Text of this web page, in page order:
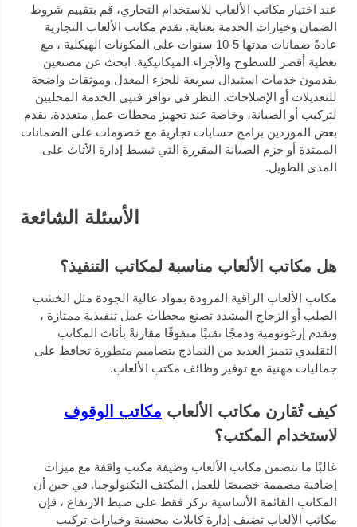
عند اختيار مكاتب الألعاب للاستخدام التجاري، قم بتقييم شروط
الضمان وخيارات الخدمة بعناية. تقدم مكاتب الألعاب التجارية
عادةً ضمانات مدتها 5-10 سنوات على المكونات الهيكلية ، مع
تغطية أقصر للسطوح والأجزاء الميكانيكية. ابحث عن مصنعين
يقدمون خدمات استبدال سريعة للجزء المعدل وموثقات واضحة
للتعديلات أو الإصلاحات. النظر في توافر فنيي الخدمة المحليين
لتركيب أو الصيانة، وخاصة عند تجهيز محطات عمل متعددة. يقدم
بعض الموردين برامج حسابات تجارية مع خصومات على الضمانات
الممتدة أو حزم الصيانة المقررة التي تبسط إدارة الأثاث على
المدى الطويل.
الأسئلة الشائعة
هل مكاتب الألعاب مناسبة لمكاتب التنفيذ؟
مكاتب الألعاب الراقية المزودة بمواد عالية الجودة مثل الخشب
الصلب أو الزجاج المشدد تصنع محطات عمل تنفيذية ممتازة ،
وتقدم إرغونومية ودمجًا تقنيًا متفوقًا مقارنةً بأثاث المكاتب
التقليدي تتميز العديد من النماذج بتصاميم متطورة تحافظ على
جماليات مهنية مع توفير وظائف مكتب الألعاب.
كيف تُقارن مكاتب الألعاب مكاتب الوقوف
لاستخدام المكتب؟
غالبًا ما تتضمن مكاتب الألعاب وظيفة مكتب واقفة مع ميزات
إضافية مصممة خصيصًا للعمل المكثف التكنولوجيا. في حين أن
المكاتب القائمة الأساسية تركز فقط على ضبط الارتفاع ، فإن
مكاتب الألعاب تضيف إدارة كابلات محسنة وخيارات تركيب